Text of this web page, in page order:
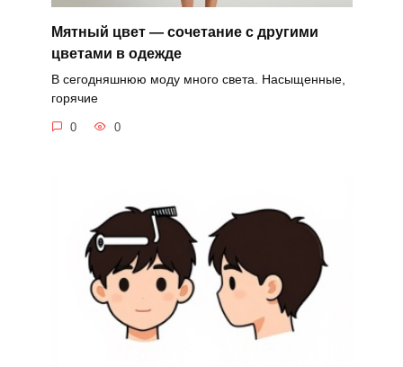
Мятный цвет — сочетание с другими
цветами в одежде
В сегодняшнюю моду много света. Насыщенные,
горячие
0 0